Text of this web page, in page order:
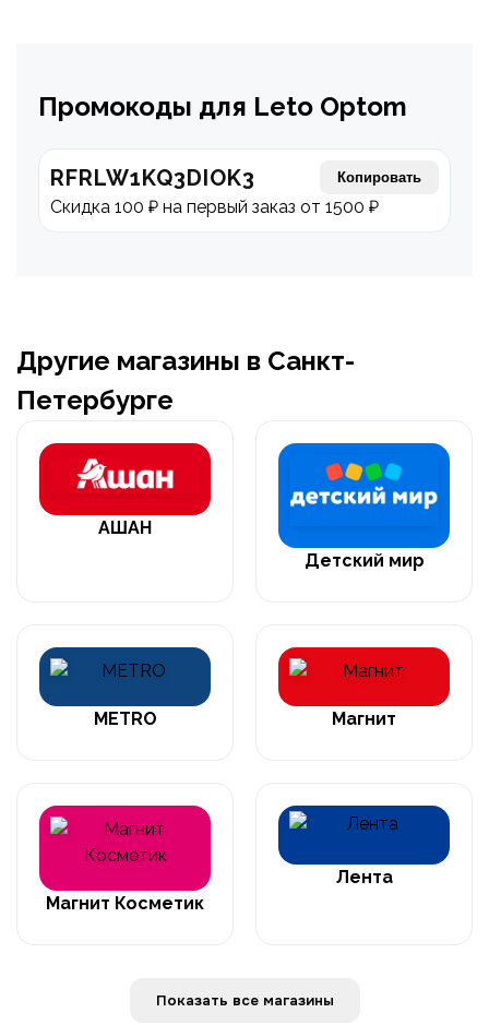
Промокоды для Leto Optom
RFRLW1KQ3DIOK3 Копировать
Скидка 100 ₽ на первый заказ от 1500 ₽
Другие магазины в Санкт-
Петербурге
АШАН
Детский мир
METRO Магнит
Магнит Косметик
Лента
Показать все магазины